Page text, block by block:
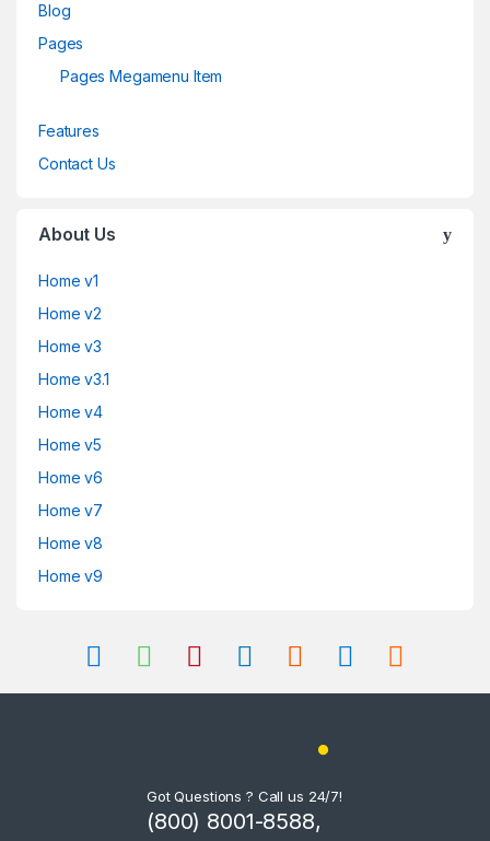
Blog
Pages
Pages Megamenu Item
Features
Contact Us
About Us
Home v1
Home v2
Home v3
Home v3.1
Home v4
Home v5
Home v6
Home v7
Home v8
Home v9
Got Questions ? Call us 24/7!
(800) 8001-8588,